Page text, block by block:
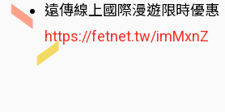
遠傳線上國際漫遊限時優惠
https://fetnet.tw/imMxnZ